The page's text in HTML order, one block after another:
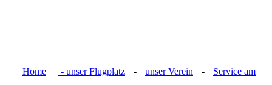
Home - unser Flugplatz - unser Verein - Service am